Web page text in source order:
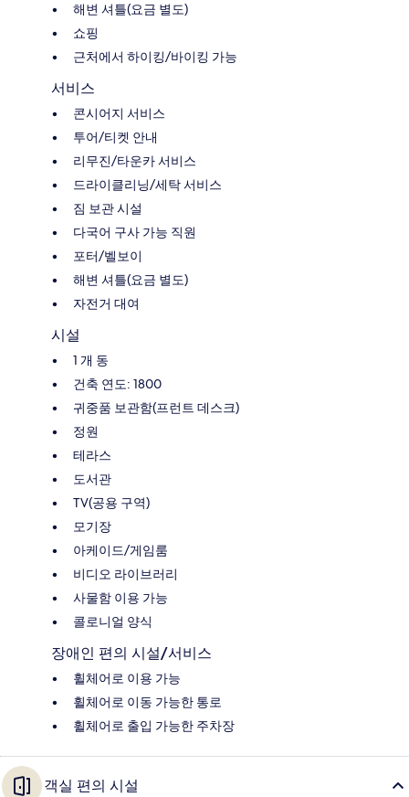
해변 셔틀(요금 별도)
쇼핑
근처에서 하이킹/바이킹 가능
서비스
콘시어지 서비스
투어/티켓 안내
리무진/타운카 서비스
드라이클리닝/세탁 서비스
짐 보관 시설
다국어 구사 가능 직원
포터/벨보이
해변 셔틀(요금 별도)
자전거 대여
시설
1 개 동
건축 연도: 1800
귀중품 보관함(프런트 데스크)
정원
테라스
도서관
TV(공용 구역)
모기장
아케이드/게임룸
비디오 라이브러리
사물함 이용 가능
콜로니얼 양식
장애인 편의 시설/서비스
휠체어로 이용 가능
휠체어로 이동 가능한 통로
휠체어로 출입 가능한 주차장
객실 편의 시설